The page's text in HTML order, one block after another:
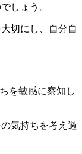
しょう。
切にし、自分自
を敏感に察知し
気持ちを考え過